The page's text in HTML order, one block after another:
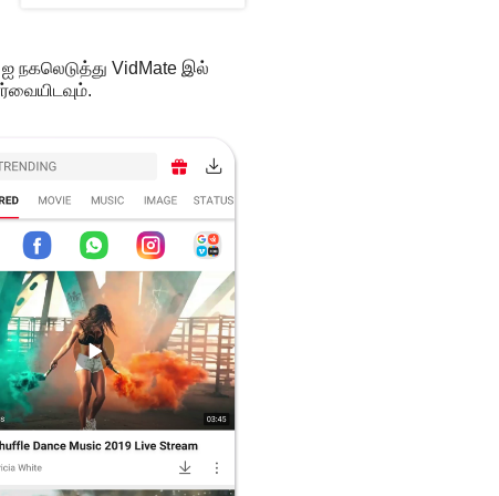
நகலெடுத்து VidMate இல்